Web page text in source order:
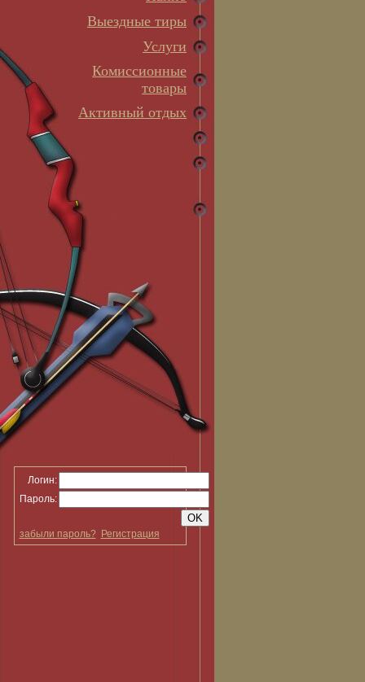
Выездные тиры
Услуги
Комиссионные
товары
Активный отдых
Логин:
Пароль:
забыли пароль? Регистрация